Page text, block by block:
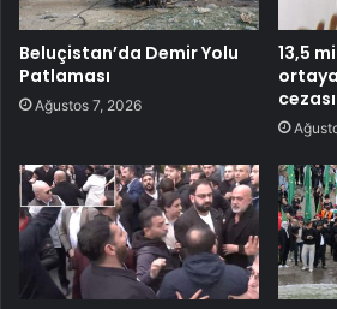
Beluçistan’da Demir Yolu
Patlaması
Ağustos 7, 2026
13,5
ortaya